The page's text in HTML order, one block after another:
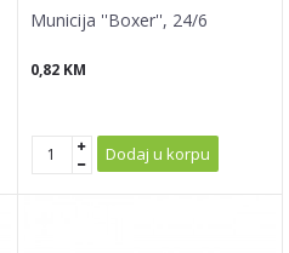
Municija ''Boxer'', 24/6
0,82 KM
Dodaj u korpu